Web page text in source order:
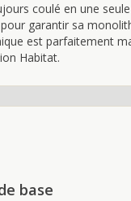
coulé en une
garantir sa
est parfaitement
Habitat.
base